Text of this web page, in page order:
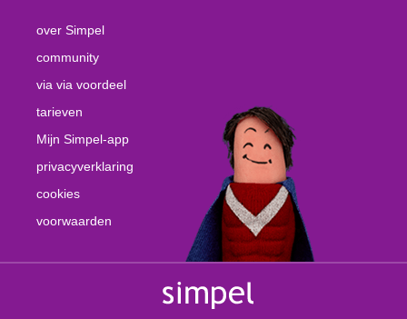
over Simpel
community
via via voordeel
tarieven
Mijn Simpel-app
privacyverklaring
cookies
voorwaarden